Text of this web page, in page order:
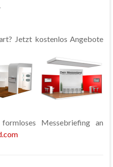
Jetzt kostenlos Angebote
Messebriefing an